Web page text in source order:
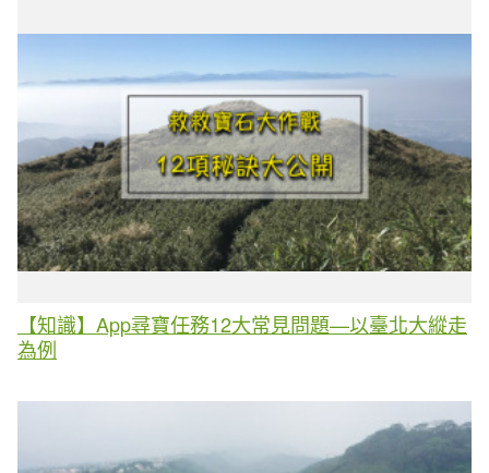
【知識】App尋寶任務12大常見問題—以臺北大縱走
為例